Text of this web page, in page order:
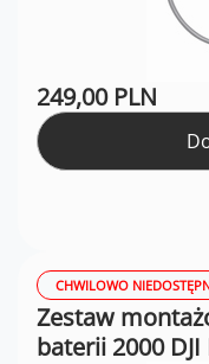
249,00 PLN
CHWILOWO
Zestaw
baterii 2000